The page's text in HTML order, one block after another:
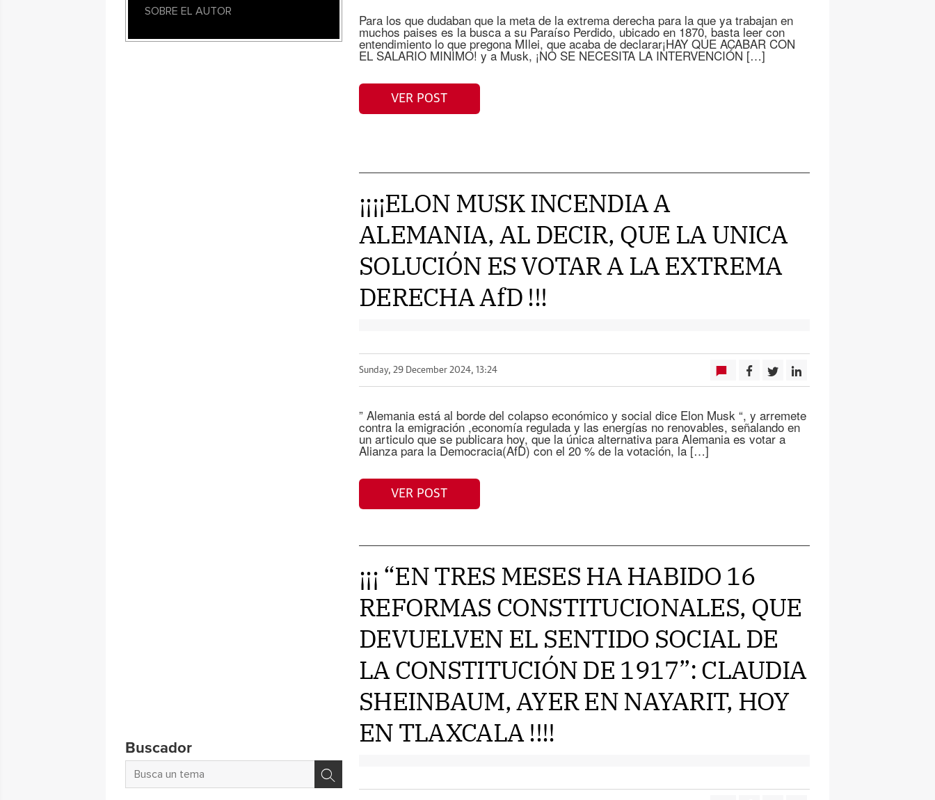
Para los que dudaban que la meta de la extrema derecha para la que ya trabajan en
muchos paises es la busca a su Paraíso Perdido, ubicado en 1870, basta leer con
entendimiento lo que pregona MIlei, que acaba de declarar¡HAY QUE ACABAR CON
EL SALARIO MINIMO! y a Musk, ¡NO SE NECESITA LA INTERVENCIÓN […]
VER POST
¡¡¡¡ELON MUSK INCENDIA A
ALEMANIA, AL DECIR, QUE LA UNICA
SOLUCIÓN ES VOTAR A LA EXTREMA
DERECHA AfD !!!
Sunday, 29 December 2024, 13:24
” Alemania está al borde del colapso económico y social dice Elon Musk “, y arremete
contra la emigración ,economía regulada y las energías no renovables, señalando en
un articulo que se publicara hoy, que la única alternativa para Alemania es votar a
Alianza para la Democracia(AfD) con el 20 % de la votación, la […]
VER POST
¡¡¡ “EN TRES MESES HA HABIDO 16
REFORMAS CONSTITUCIONALES, QUE
DEVUELVEN EL SENTIDO SOCIAL DE
LA CONSTITUCIÓN DE 1917”: CLAUDIA
SHEINBAUM, AYER EN NAYARIT, HOY
EN TLAXCALA !!!!
SOBRE EL AUTOR
Buscador